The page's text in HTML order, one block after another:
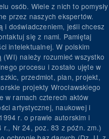
osób. Wiele z nich to pomysły
przez naszych ekspertów.
i doświadczeniem, jeśli chcesz
się z nami. Pamiętaj
intelektualnej. W polskim
należy rozumieć wszystko
procesu i zostało ujęte w
przedmiot, plan, projekt,
projekty Wrocławskiego
w ramach czterech aktów
artystycznej, naukowej i
r. o prawie autorskim i
Nr 24, poz. 83 z późn. zm.)